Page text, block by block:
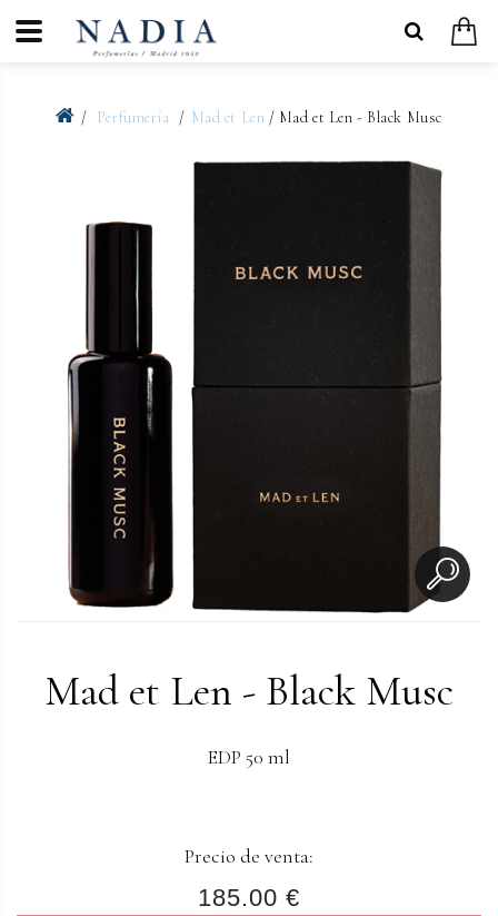
Perfumería Mad et Len / Mad et Len - Black Musc
Mad et Len - Black Musc
EDP 50 ml
Precio de venta:
185.00 €